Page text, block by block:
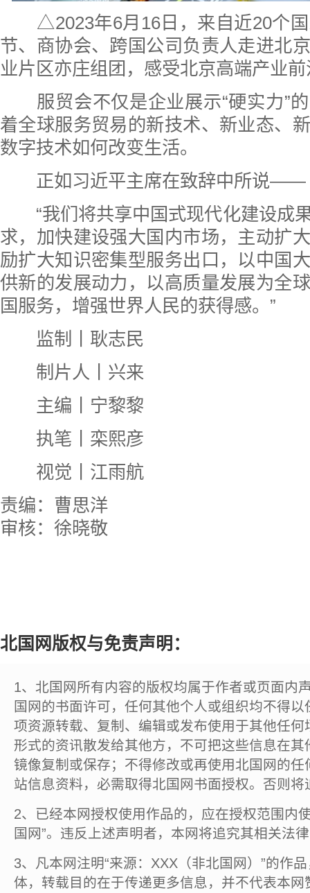
△2023年6月16日，来自近20个国
节、商协会、跨国公司负责人走进北
业片区亦庄组团，感受北京高端产业
服贸会不仅是企业展示“硬实力”的
着全球服务贸易的新技术、新业态、
数字技术如何改变生活。
正如习近平主席在致辞中所说——
“我们将共享中国式现代化建设成
求，加快建设强大国内市场，主动扩
励扩大知识密集型服务出口，以中国
供新的发展动力，以高质量发展为全
国服务，增强世界人民的获得感。”
监制丨耿志民
制片人丨兴来
主编丨宁黎黎
执笔丨栾熙彦
视觉丨江雨航
责编：曹思洋
审核：徐晓敬
北国网版权与免责声明：
1、北国网所有内容的版权均属于作者或页面内
国网的书面许可，任何其他个人或组织均不得
项资源转载、复制、编辑或发布使用于其他任
形式的资讯散发给其他方，不可把这些信息在
镜像复制或保存；不得修改或再使用北国网的
站信息资料，必需取得北国网书面授权。否则将
2、已经本网授权使用作品的，应在授权范围内
国网”。违反上述声明者，本网将追究其相关法
3、凡本网注明“来源：XXX（非北国网）”的作
体，转载目的在于传递更多信息，并不代表本